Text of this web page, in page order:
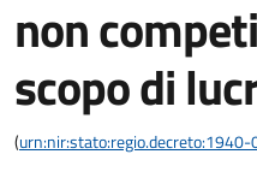
non
scopo di
(